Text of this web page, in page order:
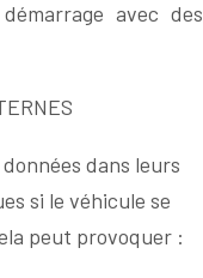
avec des
dans leurs
si le véhicule se
peut provoquer :